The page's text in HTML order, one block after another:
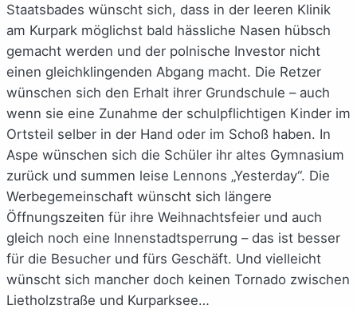
Staatsbades wünscht sich, dass in der leeren Klinik
am Kurpark möglichst bald hässliche Nasen hübsch
gemacht werden und der polnische Investor nicht
einen gleichklingenden Abgang macht. Die Retzer
wünschen sich den Erhalt ihrer Grundschule – auch
wenn sie eine Zunahme der schulpflichtigen Kinder im
Ortsteil selber in der Hand oder im Schoß haben. In
Aspe wünschen sich die Schüler ihr altes Gymnasium
zurück und summen leise Lennons „Yesterday“. Die
Werbegemeinschaft wünscht sich längere
Öffnungszeiten für ihre Weihnachtsfeier und auch
gleich noch eine Innenstadtsperrung – das ist besser
für die Besucher und fürs Geschäft. Und vielleicht
wünscht sich mancher doch keinen Tornado zwischen
Lietholzstraße und Kurparksee…